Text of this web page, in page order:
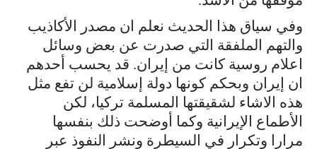
وفي سياق هذا الحديث نعلم ان مصدر الأكاذيب
والتهم الملفقة التي صدرت عن بعض وسائل
اعلام روسية كانت من إيران. قد يحسب أحدهم
ان إيران وبحكم كونها دولة إسلامية لن تفع مثل
هذه الاشاء لشقيقتها المسلمة تركيا، لكن
الأطماع الإيرانية وكما أوضحت ذلك بنفسها
مرارا وتكرار في السيطرة ونشر النفوذ عبر